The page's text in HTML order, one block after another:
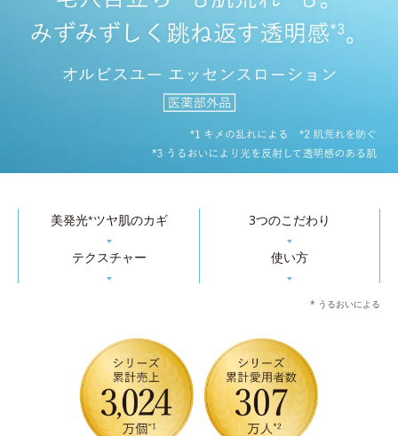
美発光*ツヤ肌のカギ
▼
3つのこだわり
▼
テクスチャー
▼
使い方
▼
* うるおいによる